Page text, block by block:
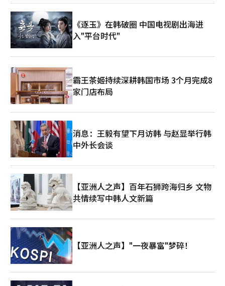
《逐玉》在韩破圈 中国电视剧出海进
入"平台时代"
霸王茶姬持续深耕韩国市场 3个月完成8
家门店布局
消息：王毅有望下月访韩 与赵显举行韩
中外长会谈
【亚洲人之声】百年石狮跨海归乡 文物
共情续写中韩人文新篇
【亚洲人之声】"一夜暴富"梦碎！